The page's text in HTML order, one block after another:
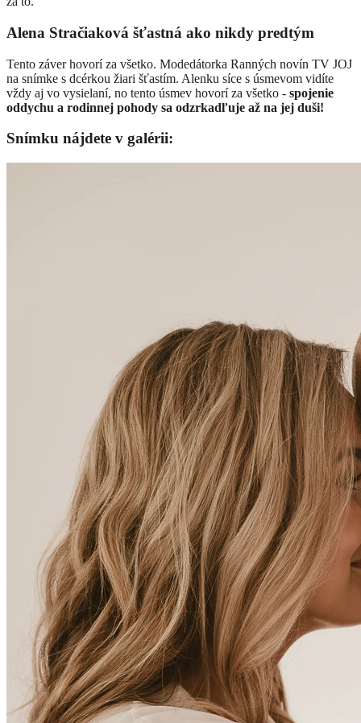
Alena Stračiaková šťastná ako nikdy predtým
Tento záver hovorí za všetko. Modedátorka Ranných novín TV JOJ
na snímke s dcérkou žiari šťastím. Alenku síce s úsmevom vidíte
vždy aj vo vysielaní, no tento úsmev hovorí za všetko - spojenie
oddychu a rodinnej pohody sa odzrkadľuje až na jej duši!
Snímku nájdete v galérii: